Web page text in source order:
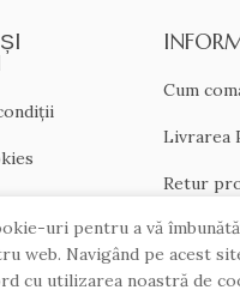
Cum
Livrarea
Retur
drepturile rezervate © 2021
uri pentru a vă
web. Navigând pe acest
cu utilizarea noastră de